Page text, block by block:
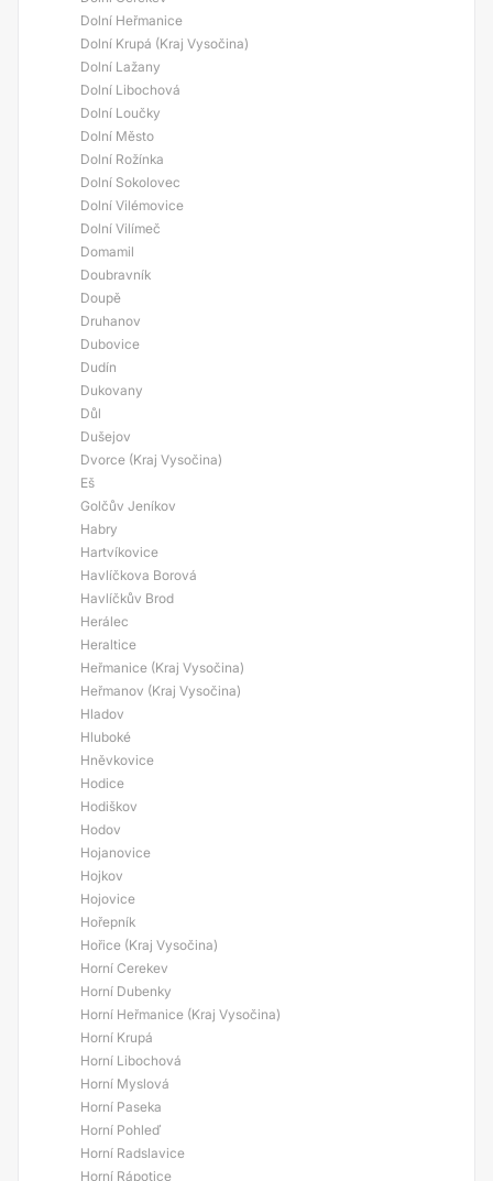
Dolní Heřmanice
Dolní Krupá (Kraj Vysočina)
Dolní Lažany
Dolní Libochová
Dolní Loučky
Dolní Město
Dolní Rožínka
Dolní Sokolovec
Dolní Vilémovice
Dolní Vilímeč
Domamil
Doubravník
Doupě
Druhanov
Dubovice
Dudín
Dukovany
Důl
Dušejov
Dvorce (Kraj Vysočina)
Eš
Golčův Jeníkov
Habry
Hartvíkovice
Havlíčkova Borová
Havlíčkův Brod
Herálec
Heraltice
Heřmanice (Kraj Vysočina)
Heřmanov (Kraj Vysočina)
Hladov
Hluboké
Hněvkovice
Hodice
Hodiškov
Hodov
Hojanovice
Hojkov
Hojovice
Hořepník
Hořice (Kraj Vysočina)
Horní Cerekev
Horní Dubenky
Horní Heřmanice (Kraj Vysočina)
Horní Krupá
Horní Libochová
Horní Myslová
Horní Paseka
Horní Pohleď
Horní Radslavice
Horní Rápotice